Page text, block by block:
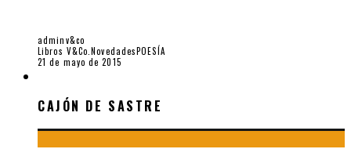
adminv&co
Libros V&Co.NovedadesPOESÍA
21 de mayo de 2015
CAJÓN DE SASTRE